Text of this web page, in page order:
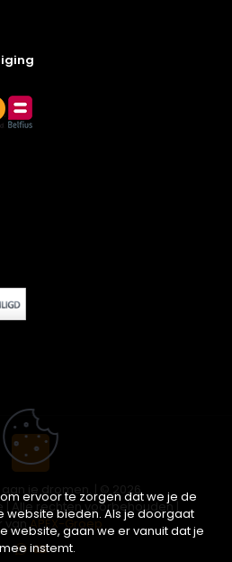
je dromen. | © 2026
Alle rechten voorbehouden |
vanAPEX-Groep
ervoor te zorgen dat we je de
website bieden. Als je doorgaat
website, gaan we er vanuit dat je
instemt.